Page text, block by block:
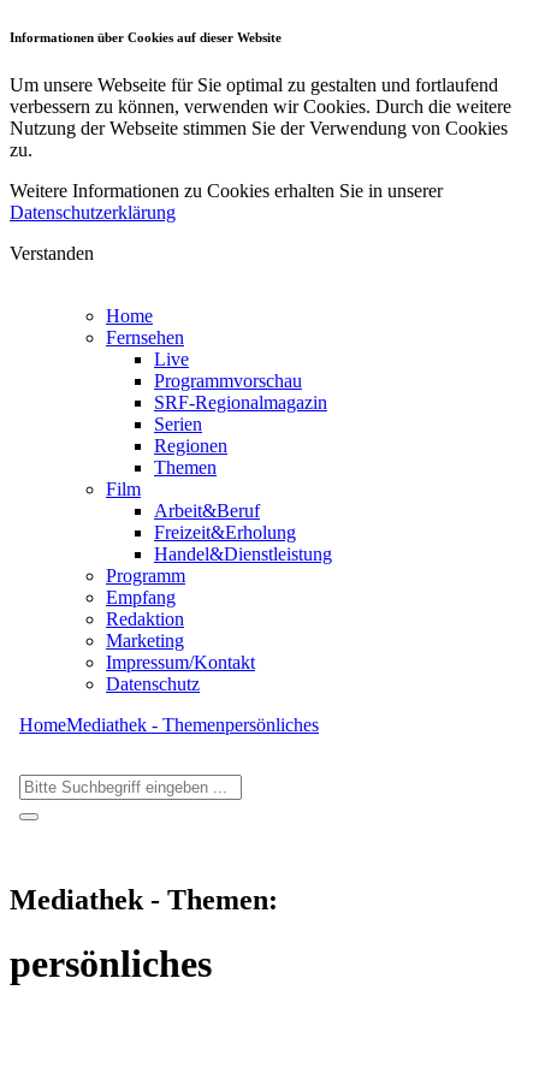
Informationen über Cookies auf dieser Website
Um unsere Webseite für Sie optimal zu gestalten und fortlaufend
verbessern zu können, verwenden wir Cookies. Durch die weitere
Nutzung der Webseite stimmen Sie der Verwendung von Cookies
zu.
Weitere Informationen zu Cookies erhalten Sie in unserer
Datenschutzerklärung
Verstanden
Home
Fernsehen
Live
Programmvorschau
SRF-Regionalmagazin
Serien
Regionen
Themen
Film
Arbeit&Beruf
Freizeit&Erholung
Handel&Dienstleistung
Programm
Empfang
Redaktion
Marketing
Impressum/Kontakt
Datenschutz
HomeMediathek - Themenpersönliches
Mediathek - Themen:
persönliches